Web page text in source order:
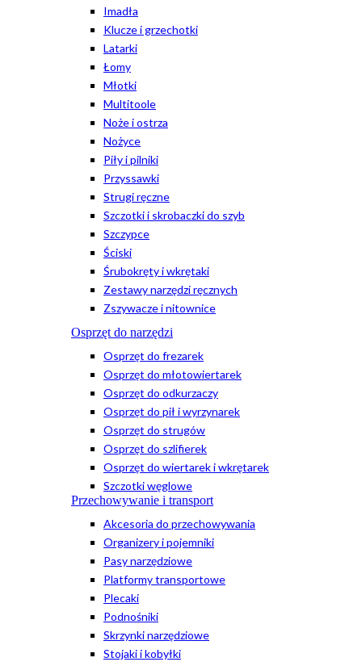
Imadła
Klucze i grzechotki
Latarki
Łomy
Młotki
Multitoole
Noże i ostrza
Nożyce
Piły i pilniki
Przyssawki
Strugi ręczne
Szczotki i skrobaczki do szyb
Szczypce
Ściski
Śrubokręty i wkrętaki
Zestawy narzędzi ręcznych
Zszywacze i nitownice
Osprzęt do narzędzi
Osprzęt do frezarek
Osprzęt do młotowiertarek
Osprzęt do odkurzaczy
Osprzęt do pił i wyrzynarek
Osprzęt do strugów
Osprzęt do szlifierek
Osprzęt do wiertarek i wkrętarek
Szczotki węglowe
Przechowywanie i transport
Akcesoria do przechowywania
Organizery i pojemniki
Pasy narzędziowe
Platformy transportowe
Plecaki
Podnośniki
Skrzynki narzędziowe
Stojaki i kobyłki